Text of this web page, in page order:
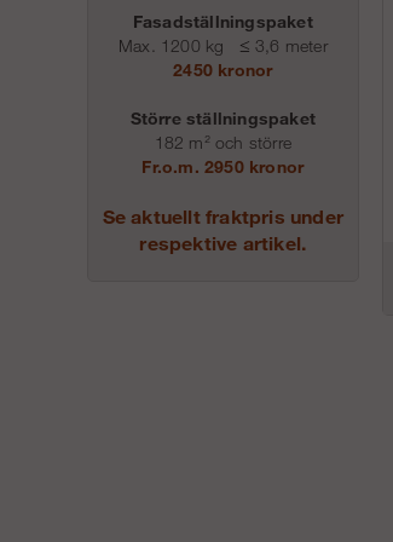
Fasadställningspaket
Max. 1200 kg
≤ 3,6 meter
2450 kronor
Större ställningspaket
182 m² och större
Fr.o.m. 2950 kronor
Se aktuellt fraktpris under
respektive artikel.